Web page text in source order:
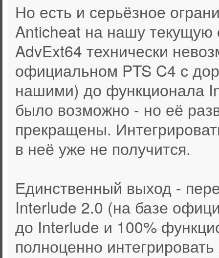
Но есть и серьёзное
Anticheat на нашу текущую
AdvExt64 технически
официальном PTS C4 с
нашими) до функционала
было возможно - но её
прекращены.
в неё уже не получится.
Единственный выход -
Interlude 2.0 (на базе
до Interlude и 100%
полноценно